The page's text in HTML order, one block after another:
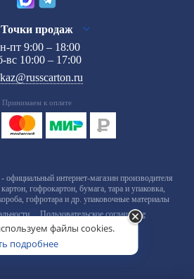
Точки продаж
пт 9:00 – 18:00
вс 10:00 – 17:00
Принимаем к оплате
интернет-магазин производителя
гофрокартон, бумага, тара и упаковка,
гофротара и др. упаковочные материалы
Пользовательское соглашение
файлы cookies.
подробнее